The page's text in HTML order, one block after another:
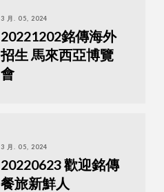
3 月. 05, 2024
20221202銘傳海外
招生 馬來西亞博覽
會
3 月. 05, 2024
20220623 歡迎銘傳
餐旅新鮮人